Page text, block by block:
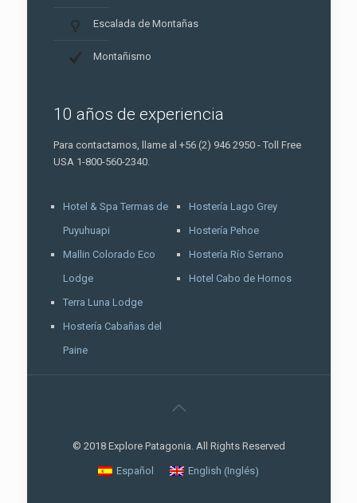
Escalada de Montañas
Montañismo
10 años de experiencia
Para contactarnos, llame al +56 (2) 946 2950 - Toll Free
USA 1-800-560-2340.
Hotel & Spa Termas de
Puyuhuapi
Mallin Colorado Eco
Lodge
Terra Luna Lodge
Hostería Cabañas del
Paine
Hostería Lago Grey
Hostería Pehoe
Hostería Río Serrano
Hotel Cabo de Hornos
© 2018 Explore Patagonia. All Rights Reserved
Español English (Inglés)